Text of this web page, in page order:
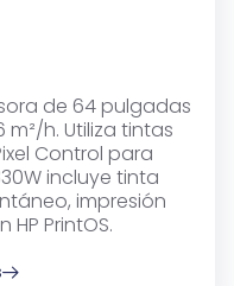
de 64 pulgadas
h. Utiliza tintas
Control para
incluye tinta
impresión
PrintOS.